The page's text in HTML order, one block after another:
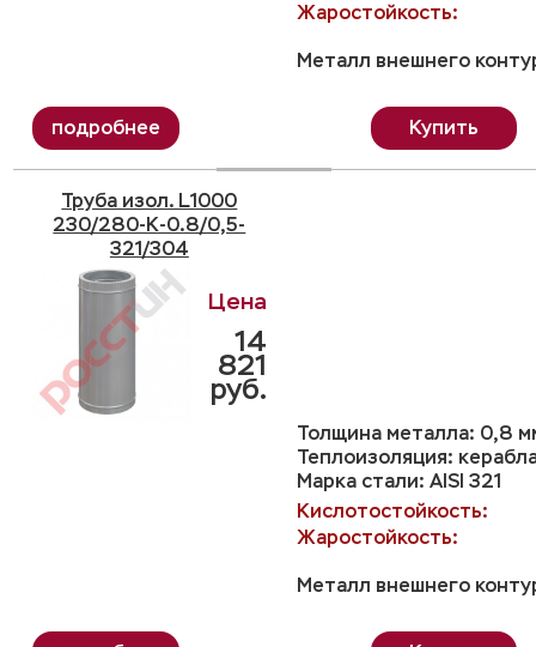
Жаростойкость:
Металл внешнего
Купить
Труба изол. L1000
230/280-K-0.8/0,5-
321/304
Толщина металла: 0,8
Теплоизоляция:
Марка стали: AISI 321
Кислотостойкость:
Жаростойкость:
Металл внешнего
14
821
руб.